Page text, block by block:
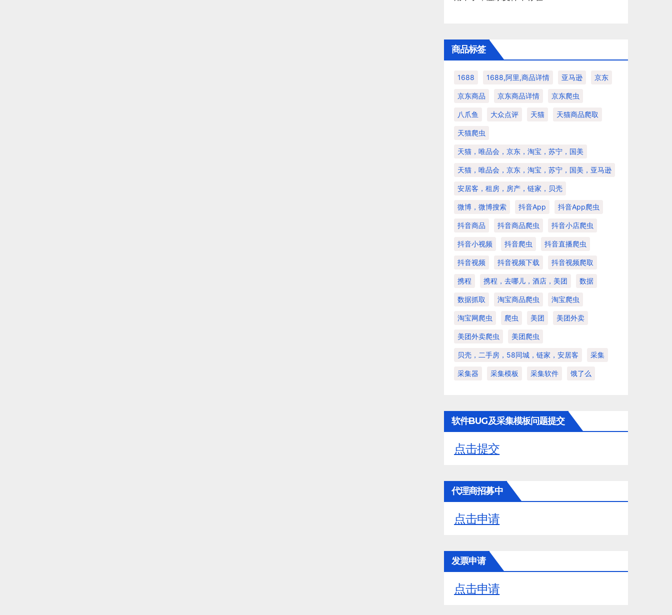
商品标签
1688 1688,阿里,商品详情 亚马逊 京东
京东商品 京东商品详情 京东爬虫
八爪鱼 大众点评 天猫 天猫商品爬取
天猫爬虫
天猫，唯品会，京东，淘宝，苏宁，国美
天猫，唯品会，京东，淘宝，苏宁，国美，亚马逊
安居客，租房，房产，链家，贝壳
微博，微博搜索 抖音app 抖音app爬虫
抖音商品 抖音商品爬虫 抖音小店爬虫
抖音小视频 抖音爬虫 抖音直播爬虫
抖音视频 抖音视频下载 抖音视频爬取
携程 携程，去哪儿，酒店，美团 数据
数据抓取 淘宝商品爬虫 淘宝爬虫
淘宝网爬虫 爬虫 美团 美团外卖
美团外卖爬虫 美团爬虫
贝壳，二手房，58同城，链家，安居客 采集
采集器 采集模板 采集软件 饿了么
软件BUG及采集模板问题提交
点击提交
代理商招募中
点击申请
发票申请
点击申请